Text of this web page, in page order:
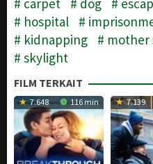
carpet
dog
hospital
kidnapping
mother
skylight
FILM TERKAIT
7.648 116 min 7.139